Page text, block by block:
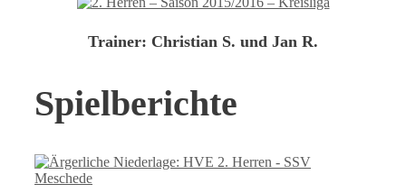
Trainer: Christian S. und Jan R.
Spielberichte